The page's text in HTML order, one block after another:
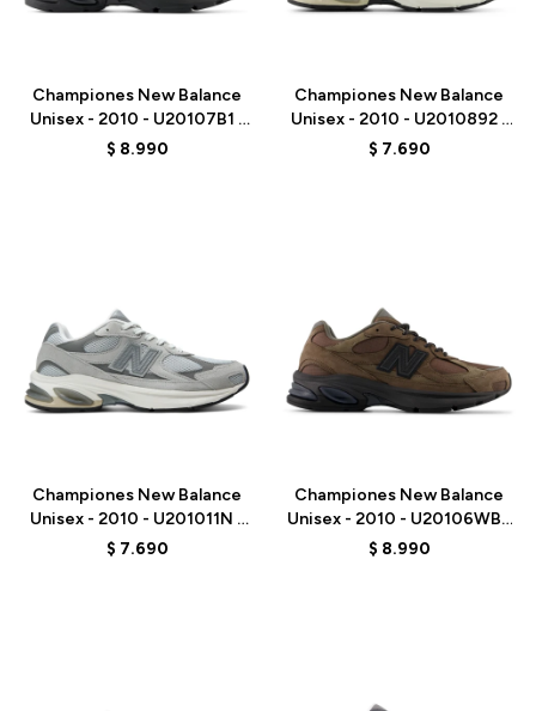
Championes New Balance
Unisex - 2010 - U20107B1 -
BLACK
$ 8.990
Championes New Balance
Unisex - 2010 - U2010892 -
BLACK
$ 7.690
Championes New Balance
Unisex - 2010 - U201011N -
GREY
$ 7.690
Championes New Balance
Unisex - 2010 - U20106WB -
BROWN
$ 8.990